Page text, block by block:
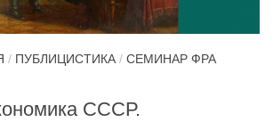
/ ПУБЛИЦИСТИКА / СЕМИНАР ФРА
СССР.